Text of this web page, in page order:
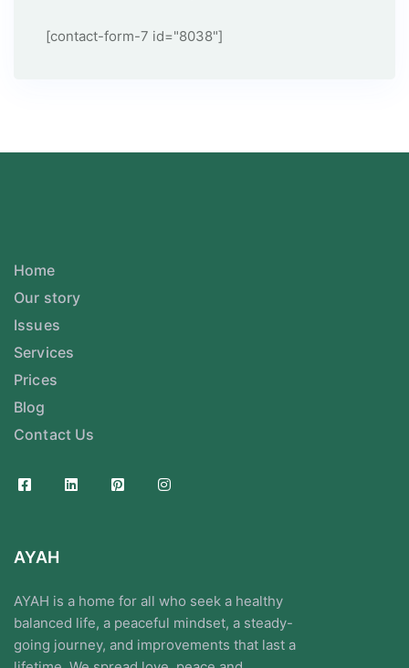
[contact-form-7 id="8038"]
Home
Our story
Issues
Services
Prices
Blog
Contact Us
AYAH
AYAH is a home for all who seek a healthy
balanced life, a peaceful mindset, a steady-
going journey, and improvements that last a